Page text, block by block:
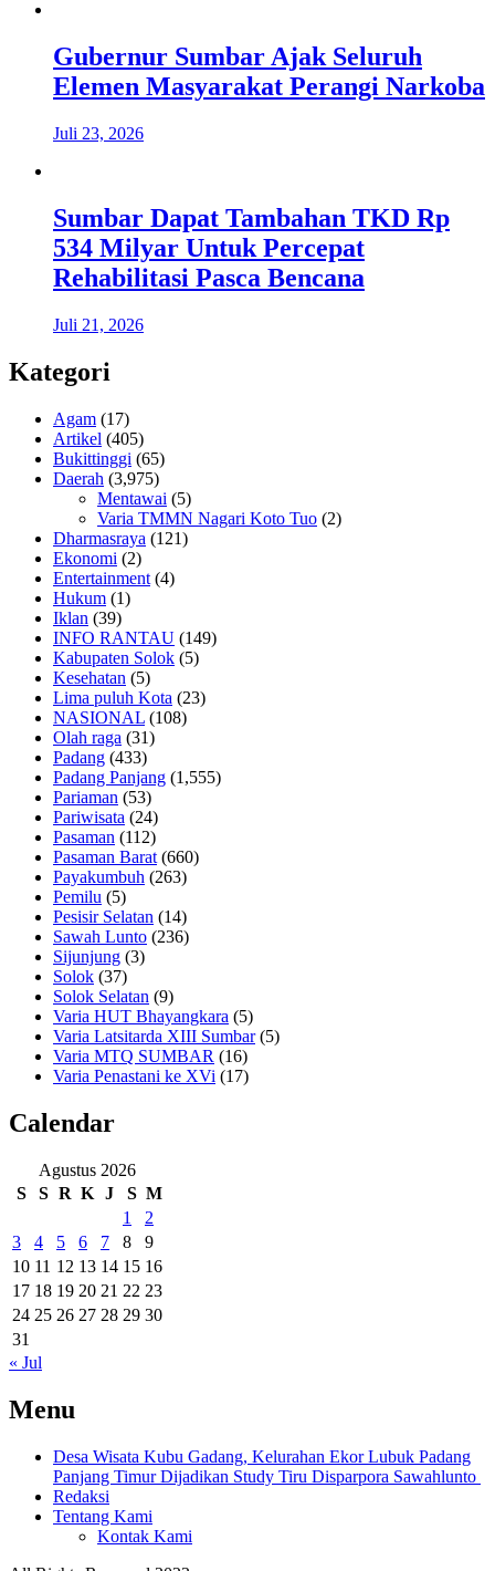
Gubernur Sumbar Ajak Seluruh
Elemen Masyarakat Perangi Narkoba
Juli 23, 2026
Sumbar Dapat Tambahan TKD Rp
534 Milyar Untuk Percepat
Rehabilitasi Pasca Bencana
Juli 21, 2026
Kategori
Agam (17)
Artikel (405)
Bukittinggi (65)
Daerah (3,975)
Mentawai (5)
Varia TMMN Nagari Koto Tuo (2)
Dharmasraya (121)
Ekonomi (2)
Entertainment (4)
Hukum (1)
Iklan (39)
INFO RANTAU (149)
Kabupaten Solok (5)
Kesehatan (5)
Lima puluh Kota (23)
NASIONAL (108)
Olah raga (31)
Padang (433)
Padang Panjang (1,555)
Pariaman (53)
Pariwisata (24)
Pasaman (112)
Pasaman Barat (660)
Payakumbuh (263)
Pemilu (5)
Pesisir Selatan (14)
Sawah Lunto (236)
Sijunjung (3)
Solok (37)
Solok Selatan (9)
Varia HUT Bhayangkara (5)
Varia Latsitarda XIII Sumbar(5)
Varia MTQ SUMBAR (16)
Varia Penastani ke XVi (17)
Calendar
Agustus 2026
S
S R K J S M
1
2
3
4 5 6 7 8
9
10 11 12 13 14 15 16
17 18 19 20 21 22 23
24 25 26 27 28 29 30
31
« Jul
Menu
Desa Wisata Kubu Gadang, Kelurahan Ekor Lubuk Padang
Panjang Timur Dijadikan Study Tiru Disparpora Sawahlunto
Redaksi
Tentang Kami
Kontak Kami